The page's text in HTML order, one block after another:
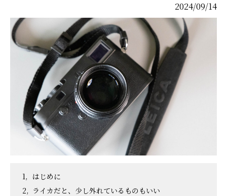
2024/09/14
はじめに
ライカだと、少し外れているものもいい